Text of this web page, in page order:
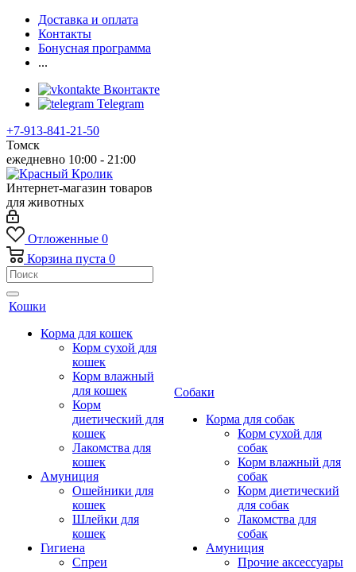
Доставка и оплата
Контакты
Бонусная программа
...
Вконтакте
Telegram
+7-913-841-21-50
Томск
ежедневно 10:00 - 21:00
Интернет-магазин товаров
для животных
Отложенные 0
Корзина пуста 0
Кошки
Корма для кошек
Корм сухой для
кошек
Корм влажный
для кошек
Корм
диетический для
кошек
Лакомства для
кошек
Амуниция
Ошейники для
кошек
Шлейки для
кошек
Гигиена
Спреи
Собаки
Корма для собак
Корм сухой для
собак
Корм влажный для
собак
Корм диетический
для собак
Лакомства для
собак
Амуниция
Прочие аксессуары